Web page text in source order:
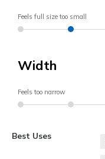
Feels full size too small
Width
Feels too narrow
Best Uses